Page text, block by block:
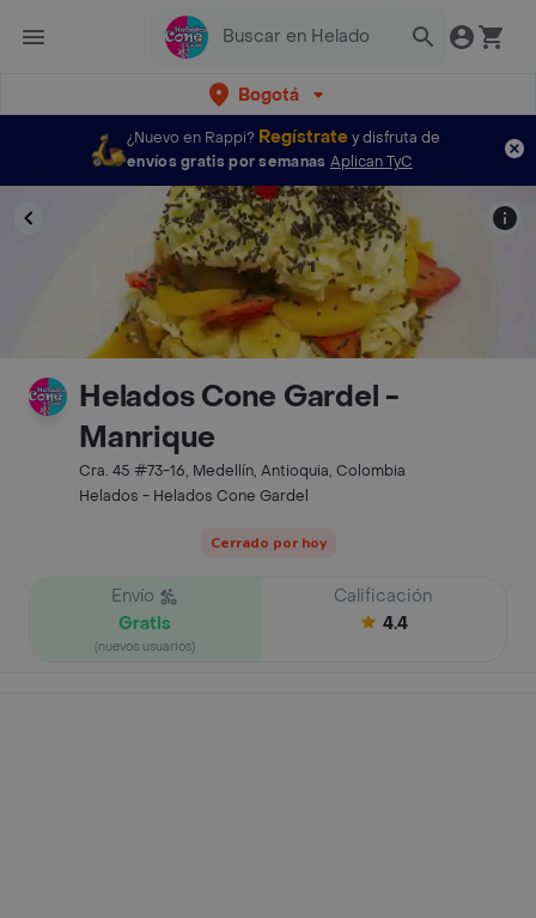
Bogotá
¿Nuevo en Rappi? Regístratey disfruta de
envíos gratis por semanas Aplican TyC
Helados Cone Gardel -
Manrique
Cra. 45 #73-16, Medellín, Antioquia, Colombia
Helados - Helados Cone Gardel
Cerrado por hoy
Envío
Gratis
(nuevos usuarios)
Calificación
4.4